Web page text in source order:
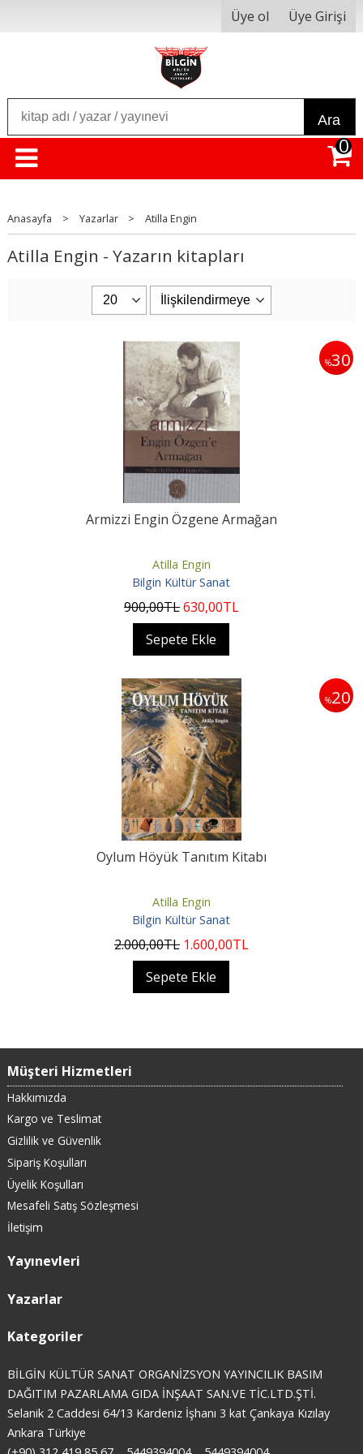
Üye ol Üye Girişi
Ara
0
Anasayfa > Yazarlar > Atilla Engin
Atilla Engin - Yazarın kitapları
%30
Armizzi Engin Özgene Armağan
Atilla Engin
Bilgin Kültür Sanat
900,00TL630,00TL
Sepete Ekle
%20
Oylum Höyük Tanıtım Kitabı
Atilla Engin
Bilgin Kültür Sanat
2.000,00TL 1.600,00TL
Sepete Ekle
Müşteri Hizmetleri
Hakkımızda
Kargo ve Teslimat
Gizlilik ve Güvenlik
Sipariş Koşulları
Üyelik Koşulları
Mesafeli Satış Sözleşmesi
İletişim
Yayınevleri
Yazarlar
Kategoriler
BİLGİN KÜLTÜR SANAT ORGANİZSYON YAYINCILIK BASIM
DAĞITIM PAZARLAMA GIDA İNŞAAT SAN.VE TİC.LTD.ŞTİ.
Selanik 2 Caddesi 64/13 Kardeniz İşhanı 3 kat Çankaya Kızılay
Ankara Türkiye